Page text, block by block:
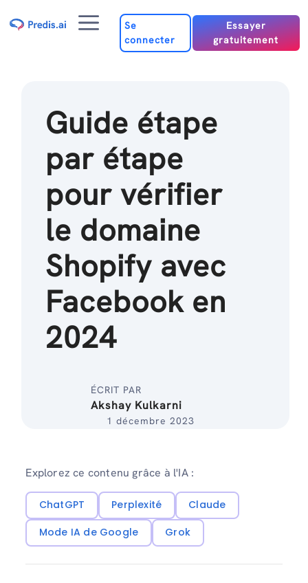
au
Menu
Se
connecter
Essayer
gratuitement
Guide étape
par étape
pour vérifier
le domaine
Shopify avec
Facebook en
2024
ÉCRIT PAR
Akshay Kulkarni
1 décembre 2023
Explorez ce contenu grâce à l'IA :
ChatGPT Perplexité
Claude
Mode IA de Google
Grok